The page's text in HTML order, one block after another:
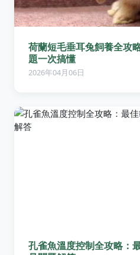
荷蘭短毛垂耳兔飼養全攻
題一次搞懂
2026年04月06日
孔雀魚溫度控制全攻略：